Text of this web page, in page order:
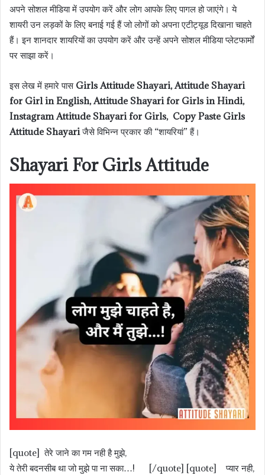
अपने सोशल मीडिया में उपयोग करें और लोग आपके लिए पागल हो जाएंगे। ये
शायरी उन लड़कों के लिए बनाई गई हैं जो लोगों को अपना एटीट्यूड दिखाना चाहते
हैं। इन शानदार शायरियों का उपयोग करें और उन्हें अपने सोशल मीडिया प्लेटफार्मों
पर साझा करें।
इस लेख में हमारे पास Girls Attitude Shayari, Attitude Shayari
for Girl in English, Attitude Shayari for Girls in Hindi,
Instagram Attitude Shayari for Girls, Copy Paste Girls
Attitude Shayariजैसे विभिन्न प्रकार की “शायरियां” हैं।
Shayari For Girls Attitude
[quote] तेरे जाने का गम नही है मुझे,
ये तेरी बदनसीब था जो मुझे पा ना सका…! [/quote] [quote] प्यार नही,